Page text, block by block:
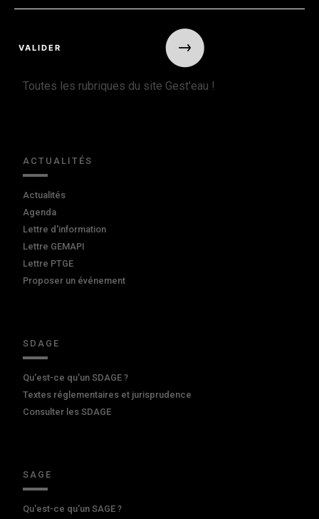
Toutes les rubriques du site Gest'eau !
ACTUALITÉS
Actualités
Agenda
Lettre d'information
Lettre GEMAPI
Lettre PTGE
Proposer un événement
SDAGE
Qu'est-ce qu'un SDAGE ?
Textes réglementaires et jurisprudence
Consulter les SDAGE
SAGE
Qu'est-ce qu'un SAGE ?